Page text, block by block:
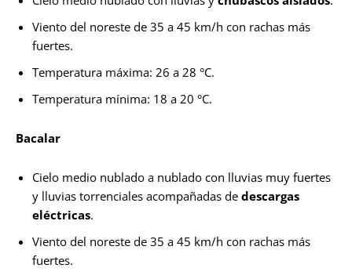
Viento del noreste de 35 a 45 km/h con rachas más
fuertes.
Temperatura máxima: 26 a 28 °C.
Temperatura mínima: 18 a 20 °C.
Bacalar
Cielo medio nublado a nublado con lluvias muy fuertes
y lluvias torrenciales acompañadas de descargas
eléctricas.
Viento del noreste de 35 a 45 km/h con rachas más
fuertes.